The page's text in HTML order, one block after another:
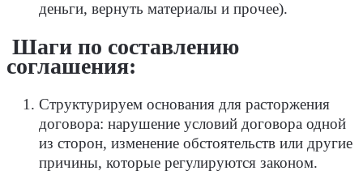
деньги, вернуть материалы и прочее).
Шаги по составлению
соглашения:
Структурируем основания для расторжения
договора: нарушение условий договора одной
из сторон, изменение обстоятельств или другие
причины, которые регулируются законом.